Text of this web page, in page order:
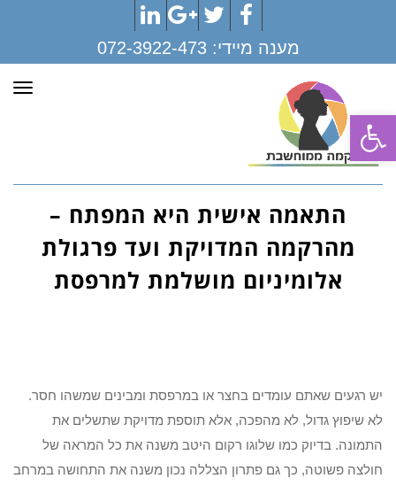
פתח סרגל נגישות
Facebook
Twitter
Google+
LinkedIn
מענה מיידי:072-3922-473
התאמה אישית היא המפתח –
מהרקמה המדויקת ועד פרגולת
אלומיניום מושלמת למרפסת
יש רגעים שאתם עומדים בחצר או במרפסת ומבינים שמשהו חסר.
לא שיפוץ גדול, לא מהפכה, אלא תוספת מדויקת שתשלים את
התמונה. בדיוק כמו שלוגו רקום היטב משנה את כל המראה של
חולצה פשוטה, כך גם פתרון הצללה נכון משנה את התחושה במרחב